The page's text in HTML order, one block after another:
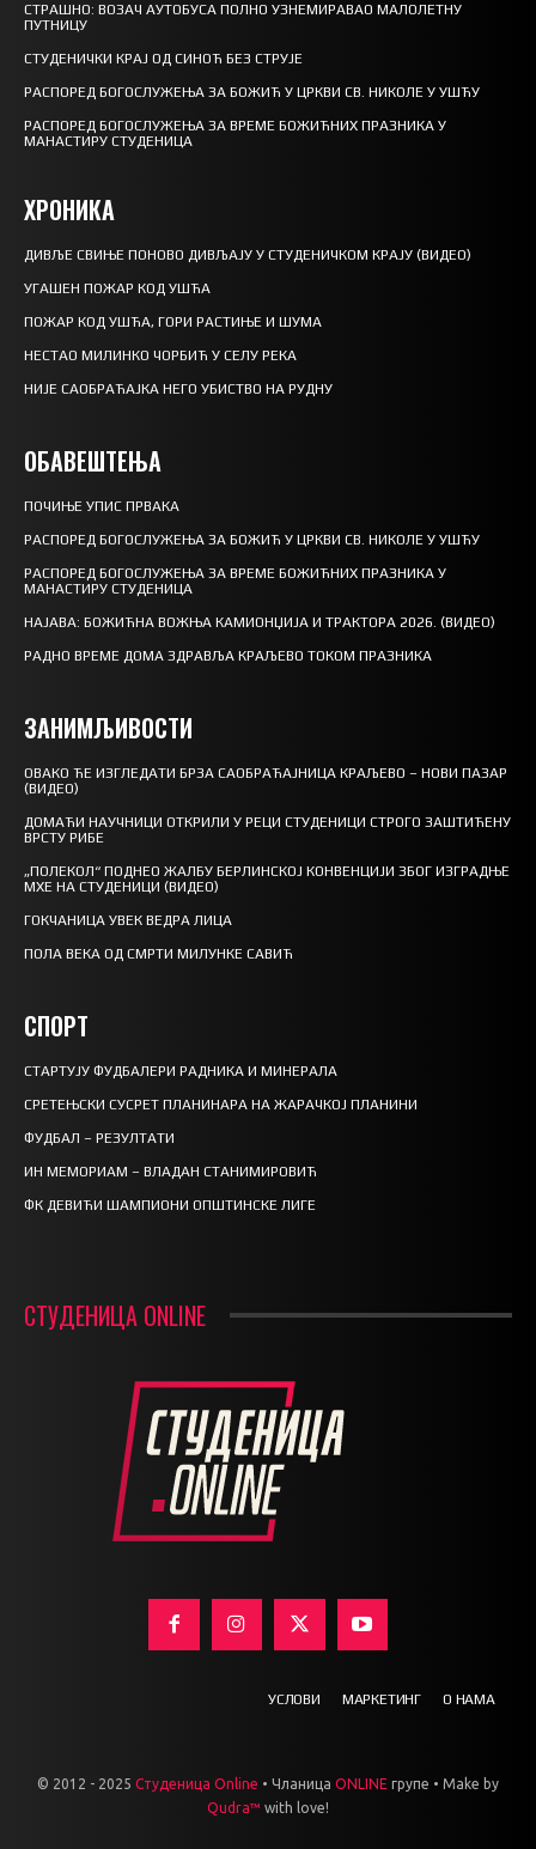
СТРАШНО: ВОЗАЧ АУТОБУСА ПОЛНО УЗНЕМИРАВАО МАЛОЛЕТНУ
ПУТНИЦУ
СТУДЕНИЧКИ КРАЈ ОД СИНОЋ БЕЗ СТРУЈЕ
РАСПОРЕД БОГОСЛУЖЕЊА ЗА БОЖИЋ У ЦРКВИ СВ. НИКОЛЕ У УШЋУ
РАСПОРЕД БОГОСЛУЖЕЊА ЗА ВРЕМЕ БОЖИЋНИХ ПРАЗНИКА У
МАНАСТИРУ СТУДЕНИЦА
ХРОНИКА
ДИВЉЕ СВИЊЕ ПОНОВО ДИВЉАЈУ У СТУДЕНИЧКОМ КРАЈУ (ВИДЕО)
УГАШЕН ПОЖАР КОД УШЋА
ПОЖАР КОД УШЋА, ГОРИ РАСТИЊЕ И ШУМА
НЕСТАО МИЛИНКО ЧОРБИЋ У СЕЛУ РЕКА
НИЈЕ САОБРАЋАЈКА НЕГО УБИСТВО НА РУДНУ
ОБАВЕШТЕЊА
ПОЧИЊЕ УПИС ПРВАКА
РАСПОРЕД БОГОСЛУЖЕЊА ЗА БОЖИЋ У ЦРКВИ СВ. НИКОЛЕ У УШЋУ
РАСПОРЕД БОГОСЛУЖЕЊА ЗА ВРЕМЕ БОЖИЋНИХ ПРАЗНИКА У
МАНАСТИРУ СТУДЕНИЦА
НАЈАВА: БОЖИЋНА ВОЖЊА КАМИОНЏИЈА И ТРАКТОРА 2026. (ВИДЕО)
РАДНО ВРЕМЕ ДОМА ЗДРАВЉА КРАЉЕВО ТОКОМ ПРАЗНИКА
ЗАНИМЉИВОСТИ
ОВАКО ЋЕ ИЗГЛЕДАТИ БРЗА САОБРАЋАЈНИЦА КРАЉЕВО – НОВИ ПАЗАР
(ВИДЕО)
ДОМАЋИ НАУЧНИЦИ ОТКРИЛИ У РЕЦИ СТУДЕНИЦИ СТРОГО ЗАШТИЋЕНУ
ВРСТУ РИБЕ
„ПОЛЕКОЛ“ ПОДНЕО ЖАЛБУ БЕРЛИНСКОЈ КОНВЕНЦИЈИ ЗБОГ ИЗГРАДЊЕ
МХЕ НА СТУДЕНИЦИ (ВИДЕО)
ГОКЧАНИЦА УВЕК ВЕДРА ЛИЦА
ПОЛА ВЕКА ОД СМРТИ МИЛУНКЕ САВИЋ
СПОРТ
СТАРТУЈУ ФУДБАЛЕРИ РАДНИКА И МИНЕРАЛА
СРЕТЕЊСКИ СУСРЕТ ПЛАНИНАРА НА ЖАРАЧКОЈ ПЛАНИНИ
ФУДБАЛ – РЕЗУЛТАТИ
ИН МЕМОРИАМ – ВЛАДАН СТАНИМИРОВИЋ
ФК ДЕВИЋИ ШАМПИОНИ ОПШТИНСКЕ ЛИГЕ
СТУДЕНИЦА ONLINE
УСЛОВИ МАРКЕТИНГ О НАМА
© 2012 - 2025 Студеница Online • Чланица ONLINE групе • Make by
Qudra™ with love!